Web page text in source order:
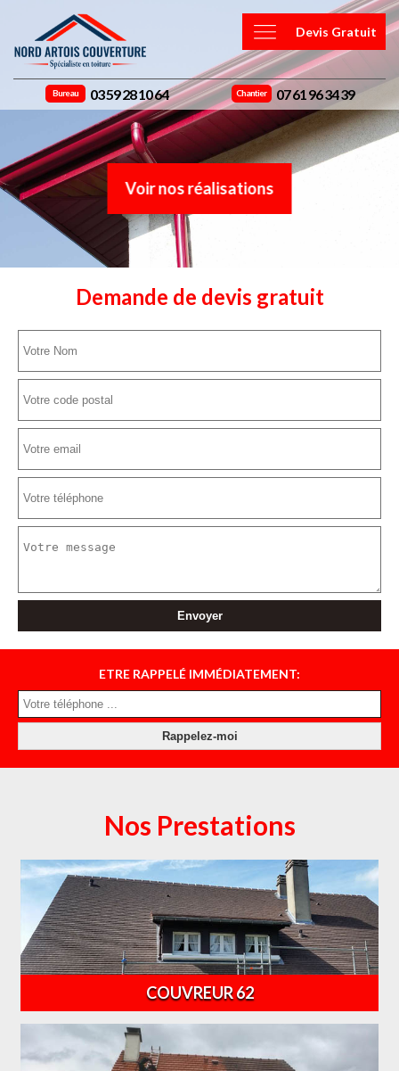
Devis Gratuit
Bureau 03 59 28 10 64 Chantier 07 61 96 34 39
Voir nos réalisations
Demande de devis gratuit
ETRE RAPPELÉ IMMÉDIATEMENT:
Nos Prestations
COUVREUR 62